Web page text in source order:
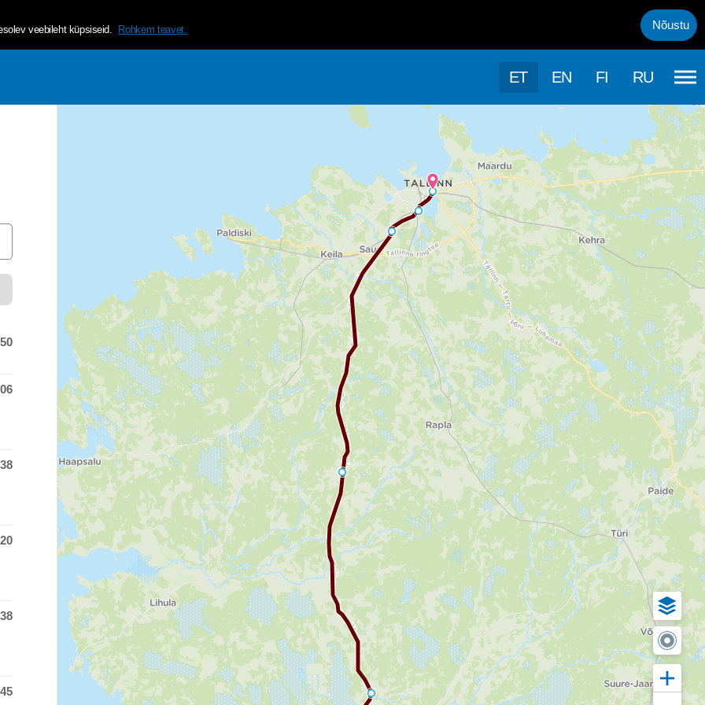
arial, sans-serif;">Tagamaks lehe mugavama ja isikup&auml;rasema kasutamise, kasutab k&auml;esolev veebileht
veebileht küpsiseid. Rohkem teavet. Nõustu
ET EN FI RU
time was at
time was at
time was at
time was at
time was at
time was at